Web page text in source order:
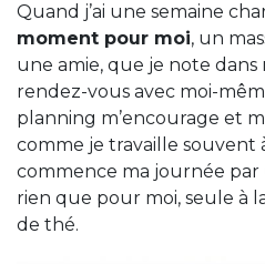
Quand j’ai une semaine
moment pour moi, un
une amie, que je note dans
rendez-vous avec moi-
planning m’encourage et
comme je travaille souvent
commence ma journée
rien que pour moi, seule à
de thé.